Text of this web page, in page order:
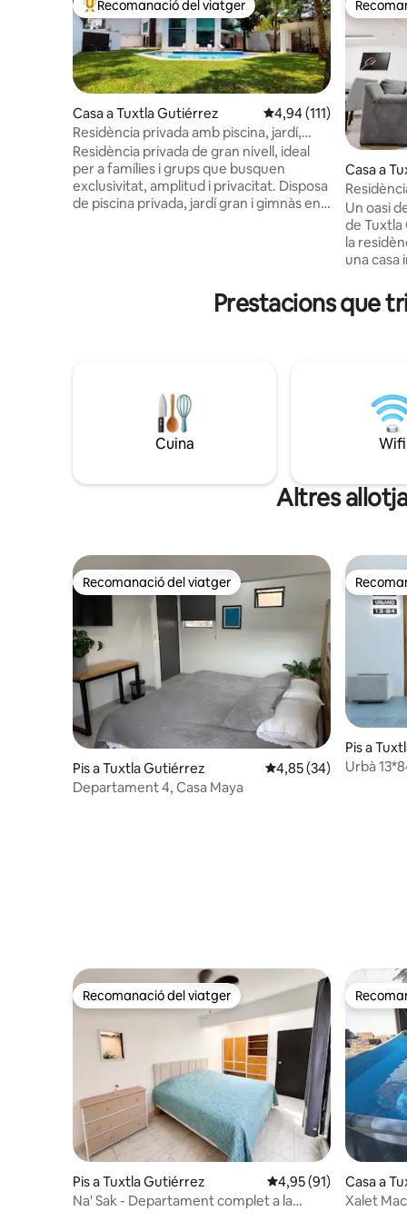
Principals recomanacions dels viatgers
Recomanació del viatger
Casa a Tuxtla Gutiérrez 4,94 de puntuació
4,94 (111)
Residència privada amb piscina, jardí,
famílies i grups
Residència privada de gran nivell, ideal
per a famílies i grups que busquen
exclusivitat, amplitud i privacitat. Disposa
de piscina privada, jardí gran i gimnàs en
televisor intel·ligent i serveis de primera
Casa a
Un oasi
de Tuxtla
la
una casa
per a les
reserva
Prestacions que
Cuina Wifi
Altres
Recomanació del viatger
Recomanació del viatger
Pis a Tuxtla Gutiérrez 4,85 de puntuació
4,85 (34)
Departament 4, Casa Maya
Pis a
Urbà
Recomanació del viatger
Recomanació del viatger
Pis a Tuxtla Gutiérrez 4,95 de puntuació
4,95 (91)
Na' Sak - Departament complet a la
Casa a
Xalet